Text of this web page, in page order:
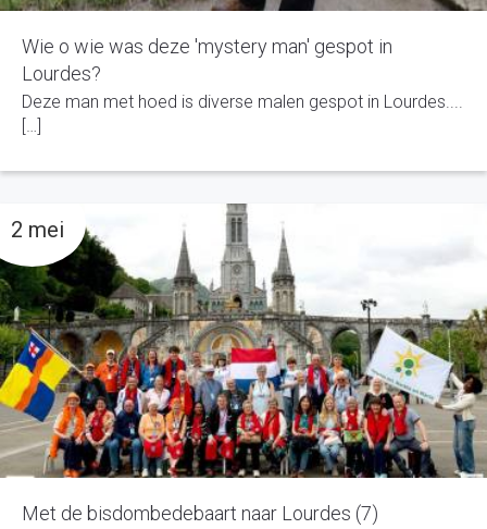
Wie o wie was deze 'mystery man' gespot in
Lourdes?
Deze man met hoed is diverse malen gespot in Lourdes....
[…]
Met de bisdombedebaart naar Lourdes (7)
2 mei